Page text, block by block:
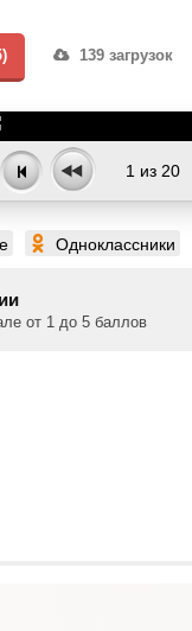
139 загрузок
1 из 20
Одноклассники
от 1 до 5 баллов